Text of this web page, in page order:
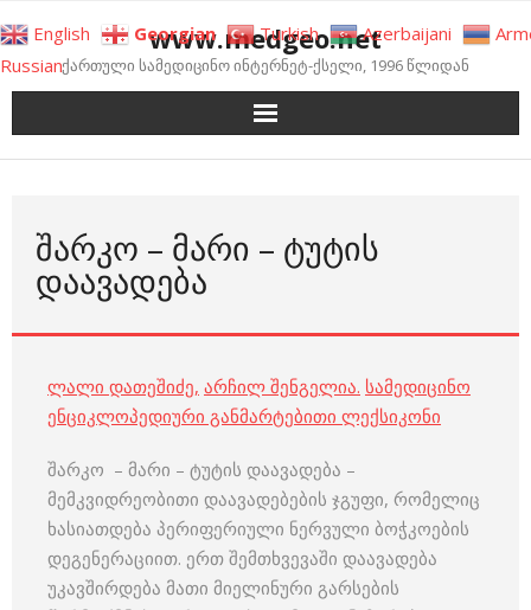
to
content
www.medgeo.net
ქართული სამედიცინო ინტერნეტ-ქსელი, 1996 წლიდან
ᲨᲐᲠᲙᲝ – ᲛᲐᲠᲘ – ᲢᲣᲢᲘᲡ
ᲓᲐᲐᲕᲐᲓᲔᲑᲐ
ლალი დათეშიძე, არჩილ შენგელია. სამედიცინო
ენციკლოპედიური განმარტებითი ლექსიკონი
შარკო – მარი – ტუტის დაავადება –
მემკვიდრეობითი დაავადებების ჯგუფი, რომელიც
ხასიათდება პერიფერიული ნერვული ბოჭკოების
დეგენერაციით. ერთ შემთხვევაში დაავადება
უკავშირდება მათი მიელინური გარსების
English Georgian Turkish Azerbaijani
Russian